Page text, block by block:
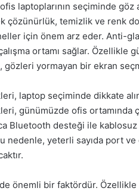
laptoplarının seçiminde
çözünürlük, temizlik ve renk
için önem arz eder. Anti-
ortamı sağlar. Özellikle
gözleri yormayan bir ekran
laptop seçiminde dikkate
günümüzde ofis ortamında
Bluetooth desteği ile
nedenle, yeterli sayıda port
önemli bir faktördür.